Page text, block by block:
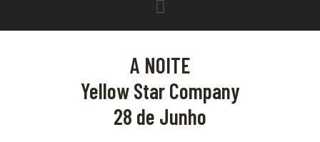
A NOITE
Yellow Star Company
28 de Junho